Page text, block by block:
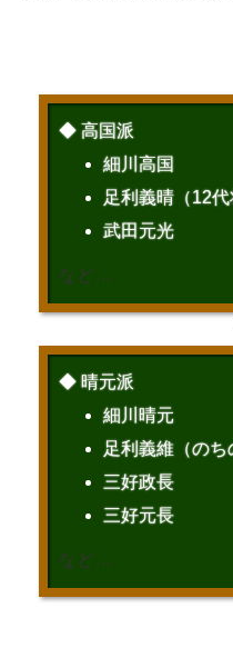
◆ 高国派
細川高国
足利義晴（12代
武田元光
など…
◆ 晴元派
細川晴元
足利義維（のち
三好政長
三好元長
など…